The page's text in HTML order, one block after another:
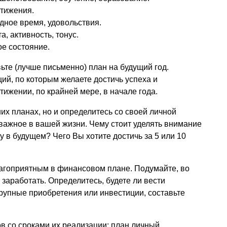
время, удовольствия.
активность, тонус.
состояние.
(лучше письменно) план на будущий год.
по которым желаете достичь успеха и
по крайней мере, в начале года.
планах, но и определитесь со своей личной
в вашей жизни. Чему стоит уделять внимание
в будущем? Чего Вы хотите достичь за 5 или 10
в финансовом плане. Подумайте, во
Определитесь, будете ли вести
приобретения или инвестиции, составьте
со сроками их реализации: план личный,